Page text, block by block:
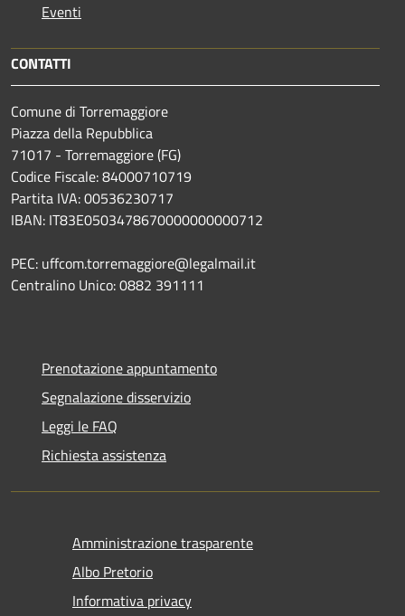
Eventi
CONTATTI
Comune di Torremaggiore
Piazza della Repubblica
71017 - Torremaggiore (FG)
Codice Fiscale: 84000710719
Partita IVA: 00536230717
IBAN: IT83E0503478670000000000712
PEC: uffcom.torremaggiore@legalmail.it
Centralino Unico: 0882 391111
Prenotazione appuntamento
Segnalazione disservizio
Leggi le FAQ
Richiesta assistenza
Amministrazione trasparente
Albo Pretorio
Informativa privacy